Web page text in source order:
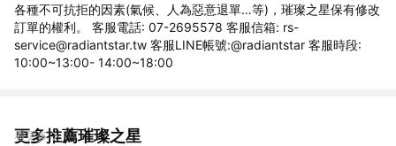
各種不可抗拒的因素(氣候、人為惡意退單…等)，璀璨之星保有修改
訂單的權利。 客服電話: 07-2695578 客服信箱: rs-
service@radiantstar.tw 客服LINE帳號:@radiantstar 客服時段:
10:00~13:00- 14:00~18:00
更多推薦璀璨之星
看更多